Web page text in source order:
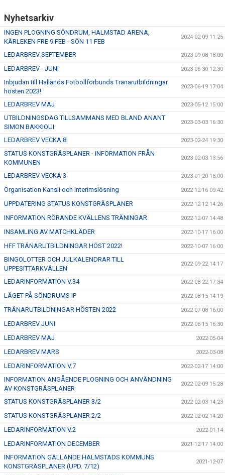
Nyhetsarkiv
INGEN PLOGNING SÖNDRUM, HALMSTAD ARENA,
KÄRLEKEN FRE 9 FEB - SÖN 11 FEB
2024-02-09 11:25
LEDARBREV SEPTEMBER 2023-09-08 18:00
LEDARBREV - JUNI 2023-06-30 12:30
Inbjudan till Hallands Fotbollförbunds Tränarutbildningar
hösten 2023!
2023-06-19 17:04
LEDARBREV MAJ 2023-05-12 15:00
UTBILDNINGSDAG TILLSAMMANS MED BLAND ANANT
SIMON BAKKIOUI
2023-03-03 16:30
LEDARBREV VECKA 8 2023-02-24 19:30
STATUS KONSTGRÄSPLANER - INFORMATION FRÅN
KOMMUNEN
2023-02-03 13:56
LEDARBREV VECKA 3 2023-01-20 18:00
Organisation Kansli och interimslösning 2022-12-16 09:42
UPPDATERING STATUS KONSTGRÄSPLANER 2022-12-12 14:26
INFORMATION RÖRANDE KVÄLLENS TRÄNINGAR 2022-12-07 14:48
INSAMLING AV MATCHKLÄDER 2022-10-17 16:00
HFF TRÄNARUTBILDNINGAR HÖST 2022! 2022-10-07 16:00
BINGOLOTTER OCH JULKALENDRAR TILL
UPPESITTARKVÄLLEN
2022-09-22 14:17
LEDARINFORMATION V.34 2022-08-22 17:34
LÄGET PÅ SÖNDRUMS IP 2022-08-15 14:19
TRÄNARUTBILDNINGAR HÖSTEN 2022 2022-07-08 16:00
LEDARBREV JUNI 2022-06-15 16:30
LEDARBREV MAJ 2022-05-04
LEDARBREV MARS 2022-03-08
LEDARINFORMATION V.7 2022-02-17 14:00
INFORMATION ANGÅENDE PLOGNING OCH ANVÄNDNING
AV KONSTGRÄSPLANER
2022-02-09 15:28
STATUS KONSTGRÄSPLANER 3/2 2022-02-03 14:23
STATUS KONSTGRÄSPLANER 2/2 2022-02-02 14:20
LEDARINFORMATION V.2 2022-01-14
LEDARINFORMATION DECEMBER 2021-12-17 14:00
INFORMATION GÄLLANDE HALMSTADS KOMMUNS
KONSTGRÄSPLANER (UPD. 7/12)
2021-12-07